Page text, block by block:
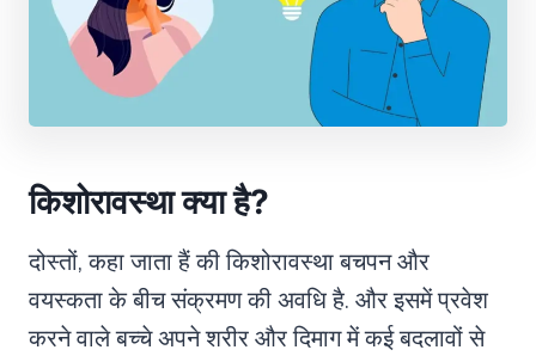
किशोरावस्था क्या है?
दोस्तों, कहा जाता हैं की किशोरावस्था बचपन और
वयस्कता के बीच संक्रमण की अवधि है. और इसमें प्रवेश
करने वाले बच्चे अपने शरीर और दिमाग में कई बदलावों से